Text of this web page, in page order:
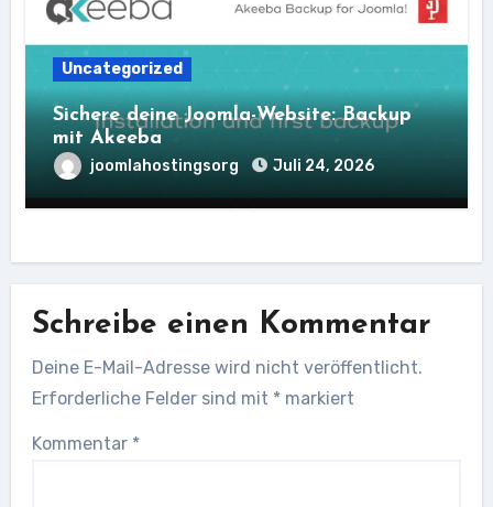
Uncategorized
Sichere deine Joomla-Website: Backup
mit Akeeba
joomlahostingsorg Juli 24, 2026
Schreibe einen Kommentar
Deine E-Mail-Adresse wird nicht veröffentlicht.
Erforderliche Felder sind mit * markiert
Kommentar *